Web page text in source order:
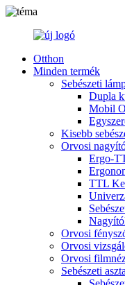
Otthon
Minden termék
Sebészeti
Dupla
Mobil
Kisebb
Orvosi
Ergo-
TTL
Orvosi
Orvosi
Orvosi
Sebészeti